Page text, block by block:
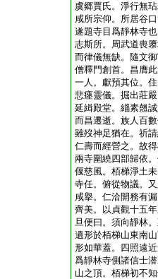
虞郷賈氏。淨行無
咸所宗仰。所居谷
遂題寺目爲靜林寺
志斯所。周武道喪
而律儀無缺。隨文
僧釋門創首。昌膺
一人。獻預其位。
悲瘞靈儀。掘出莊
延緝殿堂。緇素翹
而昌遷逝。族人百
雖歿神足猶在。祈
仁壽而經營之。故
兩寺圍繞四部歸依
偃慈風。栢梯淨土
寺任。俯從物議。
咸擧。仁洽開務有
齊美。以貞觀十五
旦便曰。須向靜林
遺形於栢梯山東南
形如華蓋。四照遠
爲靜林寺側諸信士
山之頂。栢梯初不